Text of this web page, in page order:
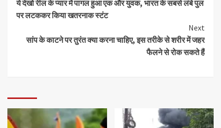
ये देखो रील के प्यार में पागल हुआ एक और युवक, भारत के सबसे लंबे पुल
पर लटककर किया खतरनाक स्टंट
Next
सांप के काटने पर तुरंत क्या करना चाहिए, इस तरीके से शरीर में जहर
फैलने से रोक सकते हैं